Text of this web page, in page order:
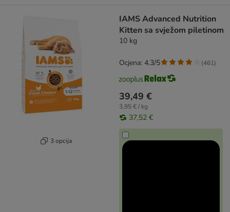
3 opcija
IAMS Advanced Nutrition
Kitten sa svježom piletinom
10 kg
39,49 €
3,95 € / kg
37,52 €
Ocjena: 4.3/5 (461)